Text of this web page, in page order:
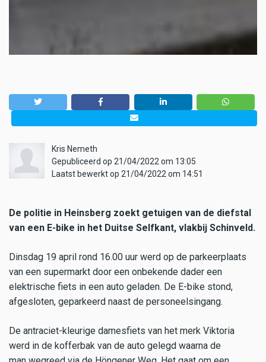
Kris Nemeth
Gepubliceerd op 21/04/2022 om 13:05
Laatst bewerkt op 21/04/2022 om 14:51
De politie in Heinsberg zoekt getuigen van de diefstal
van een E-bike in het Duitse Selfkant, vlakbij Schinveld.
Dinsdag 19 april rond 16.00 uur werd op de parkeerplaats
van een supermarkt door een onbekende dader een
elektrische fiets in een auto geladen. De E-bike stond,
afgesloten, geparkeerd naast de personeelsingang.
De antraciet-kleurige damesfiets van het merk Viktoria
werd in de kofferbak van de auto gelegd waarna de